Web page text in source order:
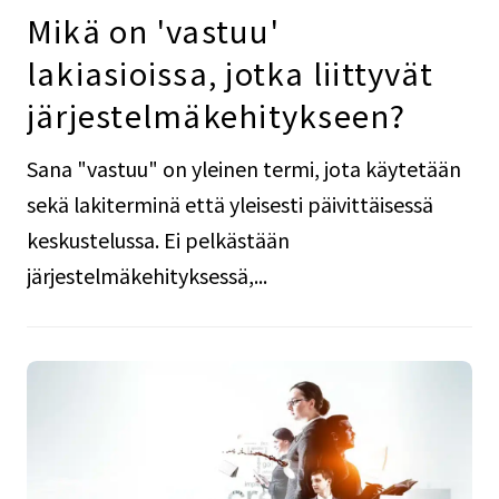
Mikä on 'vastuu'
lakiasioissa, jotka liittyvät
järjestelmäkehitykseen?
Sana "vastuu" on yleinen termi, jota käytetään
sekä lakiterminä että yleisesti päivittäisessä
keskustelussa. Ei pelkästään
järjestelmäkehityksessä,...